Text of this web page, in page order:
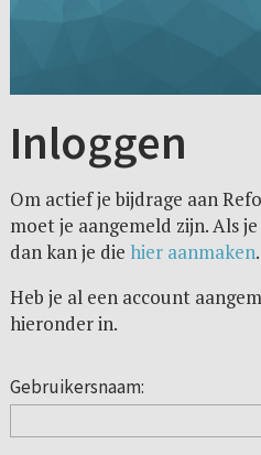
Inloggen
Om actief je bijdrage aan
moet je aangemeld zijn. Als
dan kan je die hier aanmaken.
Heb je al een account
hieronder in.
Gebruikersnaam: